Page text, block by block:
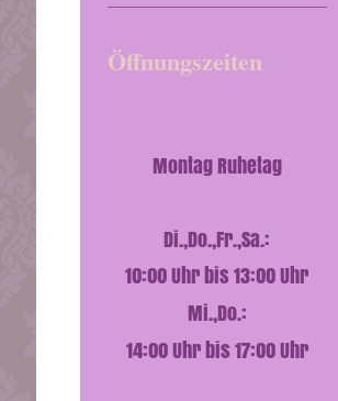
Öffnungszeiten
Montag Ruhetag
Di.,Do.,Fr.,Sa.:
10:00 Uhr bis 13:00 Uhr
Mi.,Do.:
14:00 Uhr bis 17:00 Uhr